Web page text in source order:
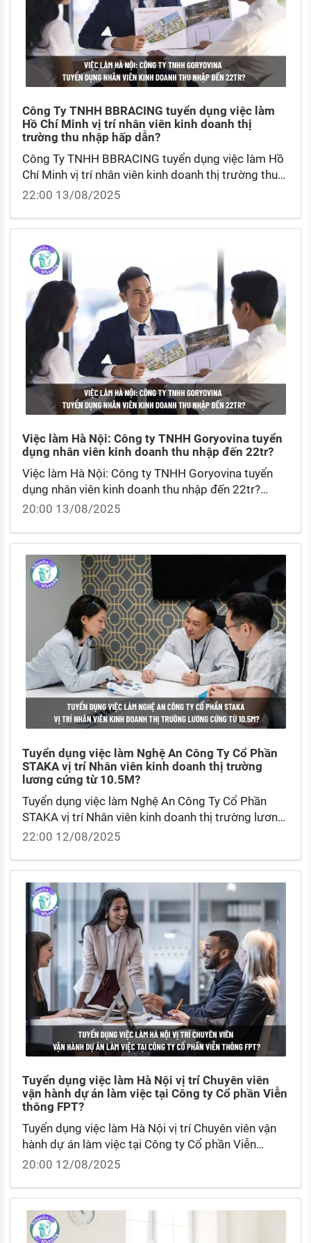
Công Ty TNHH BBRACING tuyển dụng việc làm
Hồ Chí Minh vị trí nhân viên kinh doanh thị
trường thu nhập hấp dẫn?
Công Ty TNHH BBRACING tuyển dụng việc làm Hồ
Chí Minh vị trí nhân viên kinh doanh thị trường thu
nhập hấp dẫn? Mức lương cơ bản nhân viên kinh
22:00 13/08/2025
Việc làm Hà Nội: Công ty TNHH Goryovina tuyển
dụng nhân viên kinh doanh thu nhập đến 22tr?
Việc làm Hà Nội: Công ty TNHH Goryovina tuyển
dụng nhân viên kinh doanh thu nhập đến 22tr?
Bảng lương nhân viên kinh doanh theo số năm kinh
20:00 13/08/2025
Tuyển dụng việc làm Nghệ An Công Ty Cổ Phần
STAKA vị trí Nhân viên kinh doanh thị trường
lương cứng từ 10.5M?
Tuyển dụng việc làm Nghệ An Công Ty Cổ Phần
STAKA vị trí Nhân viên kinh doanh thị trường lương
cứng từ 10.5M? Nhân viên kinh doanh thị trường
22:00 12/08/2025
Tuyển dụng việc làm Hà Nội vị trí Chuyên viên
vận hành dự án làm việc tại Công ty Cổ phần Viễn
thông FPT?
Tuyển dụng việc làm Hà Nội vị trí Chuyên viên vận
hành dự án làm việc tại Công ty Cổ phần Viễn
thông FPT? Quy trình tuyển dụng Chuyên viên vận
20:00 12/08/2025